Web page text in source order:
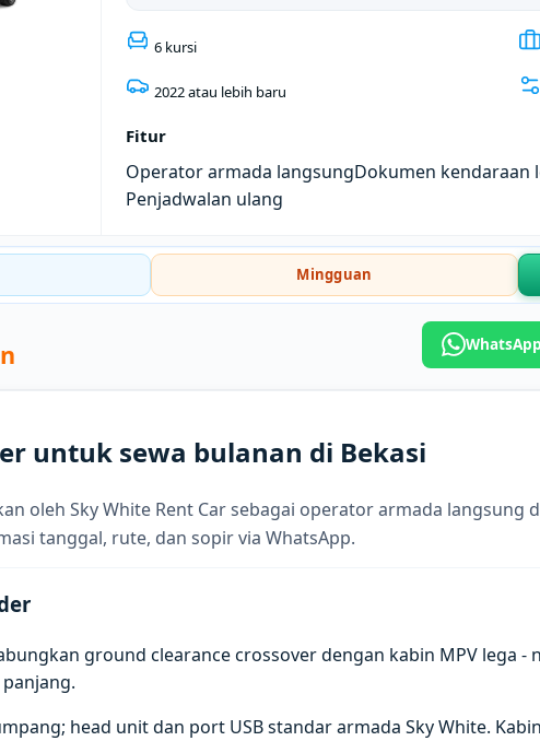
6 kursi
2022 atau lebih baru
Fitur
Operator armada langsungDokumen kendaraan
Penjadwalan ulang
Mingguan
untuk sewa bulanan di Bekasi
oleh Sky White Rent Car sebagai operator armada langsung
tanggal, rute, dan sopir via WhatsApp.
ground clearance crossover dengan kabin MPV lega
head unit dan port USB standar armada Sky White.